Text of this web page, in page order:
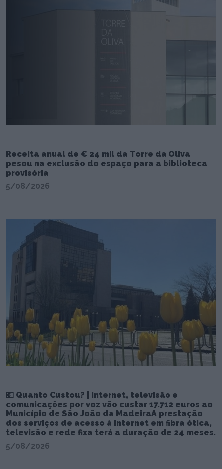
Receita anual de € 24 mil da Torre da Oliva
pesou na exclusão do espaço para a biblioteca
provisória
5/08/2026
💶 Quanto Custou? | Internet, televisão e
comunicações por voz vão custar 17.712 euros ao
Município de São João da MadeiraA prestação
dos serviços de acesso à internet em fibra ótica,
televisão e rede fixa terá a duração de 24 meses.
5/08/2026